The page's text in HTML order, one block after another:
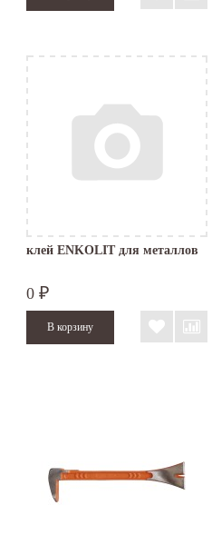
клей ENKOLIT для металлов
0 ₽